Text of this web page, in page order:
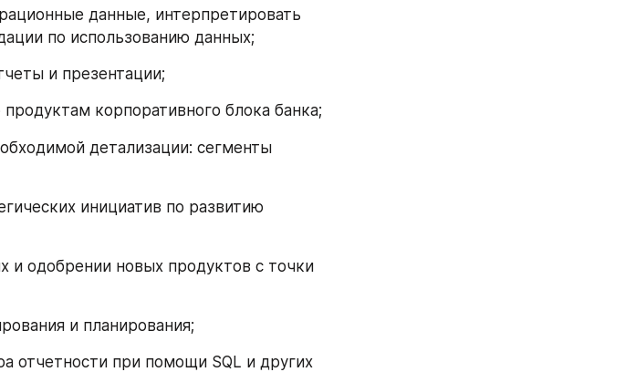
данные, интерпретировать
по использованию данных;
и презентации;
продуктам корпоративного блока банка;
детализации: сегменты
инициатив по развитию
и одобрении новых продуктов с точки
и планирования;
отчетности при помощи SQL и других